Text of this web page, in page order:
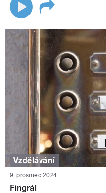
Vzdělávání
9. prosinec 2024
Fingrál